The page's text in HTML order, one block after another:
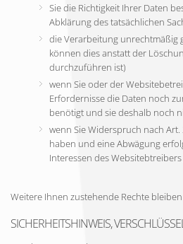
Sie die Richtigkeit Ihrer Daten
Abklärung des tatsächlichen
die Verarbeitung unrechtmäßig
können dies anstatt der
durchzuführen ist)
wenn Sie oder der
Erfordernisse die Daten noch
benötigt und sie deshalb noch
wenn Sie Widerspruch nach Art.
haben und eine Abwägung
Interessen des
Weitere Ihnen zustehende Rechte
SICHERHEITSHINWEIS,